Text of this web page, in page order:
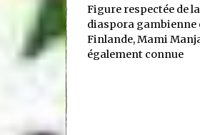
Figure respectée de la
diaspora gambienne
Finlande, Mami
également connue